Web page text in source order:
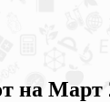
на Март